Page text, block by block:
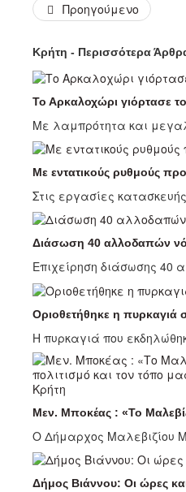
Προηγούμενο
Κρήτη - Περισσότερα
Το Αρκαλοχώρι γιόρτασε
Με λαμπρότητα και
Με εντατικούς ρυθμούς
Στις εργασίες
Διάσωση 40 αλλοδαπών
Επιχείρηση διάσωσης 40
Οριοθετήθηκε η πυρκαγιά
Η πυρκαγιά που
Κρήτη
Μεν. Μποκέας : «Το
Ο Δήμαρχος Μαλεβιζίου
Δήμος Βιάννου: Οι ώρες και